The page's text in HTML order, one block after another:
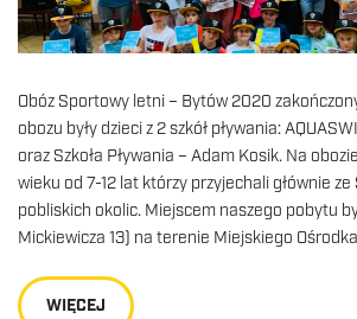
Obóz Sportowy letni – Bytów 2020
obozu były dzieci z 2 szkół pływania:
oraz Szkoła Pływania – Adam Kosik. Na
wieku od 7-12 lat którzy przyjechali głównie ze
pobliskich okolic. Miejscem naszego pobytu
Mickiewicza 13) na terenie Miejskiego
WIĘCEJ